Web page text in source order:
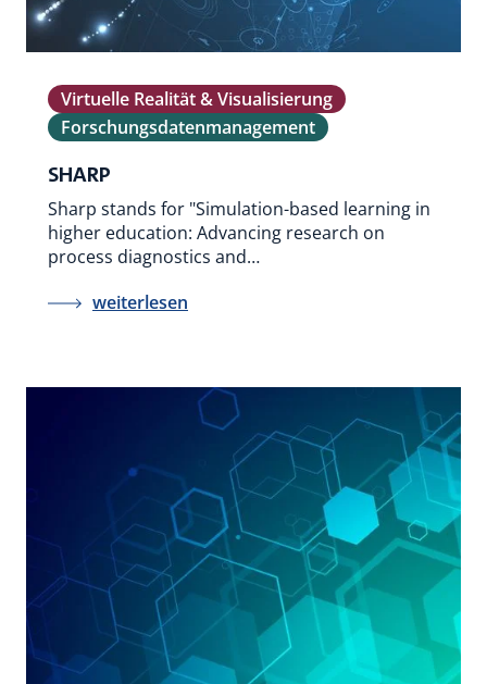
Virtuelle Realität & Visualisierung
Forschungsdatenmanagement
SHARP
Sharp stands for "Simulation-based learning in
higher education: Advancing research on
process diagnostics and…
weiterlesen